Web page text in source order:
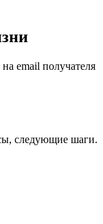
email получателя
следующие шаги.